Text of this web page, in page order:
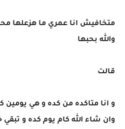
متخافيش انا عمري ما هزعلها
والله بحبها
قالت
و انا متاكده من كده و هي
وان شاء الله كام يوم كده و